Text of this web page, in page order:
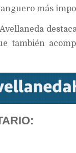
más
también